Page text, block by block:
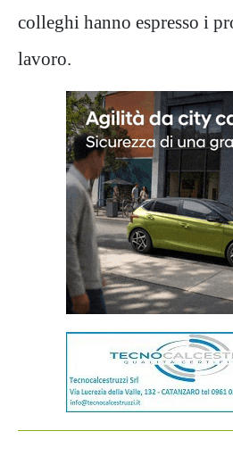
colleghi hanno espresso i
lavoro.